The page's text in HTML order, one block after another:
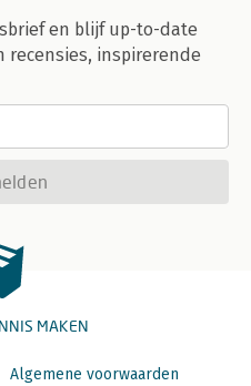
en blijf up-to-date
recensies, inspirerende
MAKEN
Algemene voorwaarden